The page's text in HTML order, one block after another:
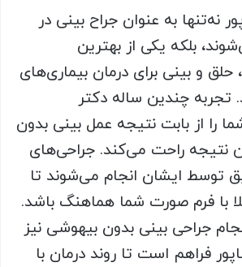
نه‌تنها به عنوان جراح بینی در
بلکه یکی از بهترین
و بینی برای درمان بیماری‌های
تجربه چندین ساله دکتر
را از بابت نتیجه عمل بینی بدون
نتیجه راحت می‌کند. جراحی‌های
توسط ایشان انجام می‌شوند تا
با فرم صورت شما هماهنگ باشد.
جراحی بینی بدون بیهوشی نیز
فراهم است تا روند درمان با